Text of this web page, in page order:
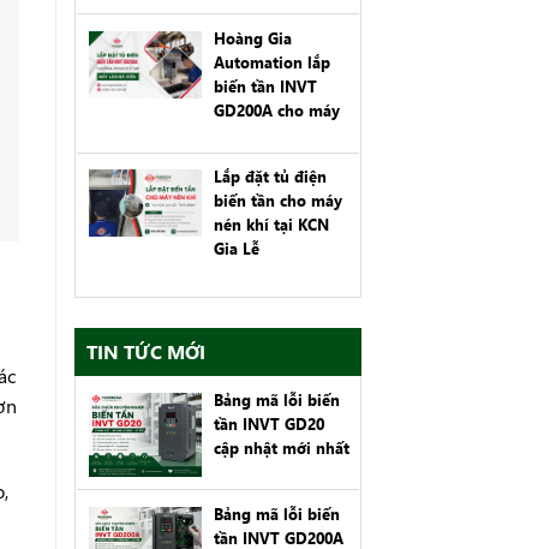
Hoàng Gia
Automation lắp
biến tần INVT
GD200A cho máy
Kiến Thụy, Hải
Phòng
Lắp đặt tủ điện
biến tần cho máy
nén khí tại KCN
Gia Lễ
TIN TỨC MỚI
Bảng mã lỗi biến
tần INVT GD20
cập nhật mới nhất
Bảng mã lỗi biến
tần INVT GD200A